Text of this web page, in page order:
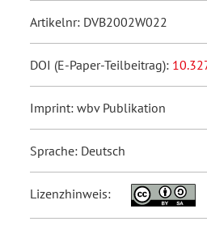
Artikelnr: DVB2002W022
DOI (E-Paper-Teilbeitrag):
Imprint: wbv Publikation
Sprache: Deutsch
Lizenzhinweis: